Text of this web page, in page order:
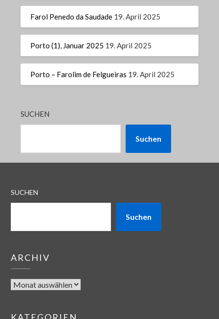
Farol Penedo da Saudade 19. April 2025
Porto (1), Januar 2025 19. April 2025
Porto – Farolim de Felgueiras 19. April 2025
SUCHEN
Suchen
SUCHEN
Suchen
ARCHIV